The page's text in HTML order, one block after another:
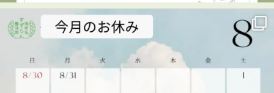
キッズタウンは、子どもたちがさまざまな仕事を体験し、
楽しみながら学べるイベント。
当院では、「整体師のお仕事体験」を実施しました！